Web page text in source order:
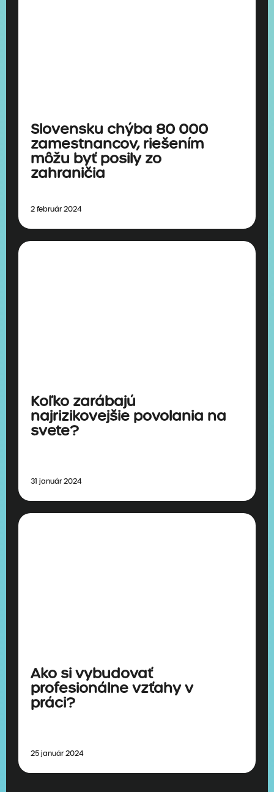
Slovensku chýba 80 000
zamestnancov, riešením
môžu byť posily zo
zahraničia
2 február 2024
Koľko zarábajú
najrizikovejšie povolania na
svete?
31 január 2024
Ako si vybudovať
profesionálne vzťahy v
práci?
25 január 2024